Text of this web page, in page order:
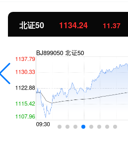
北证50 1134.24 11.37